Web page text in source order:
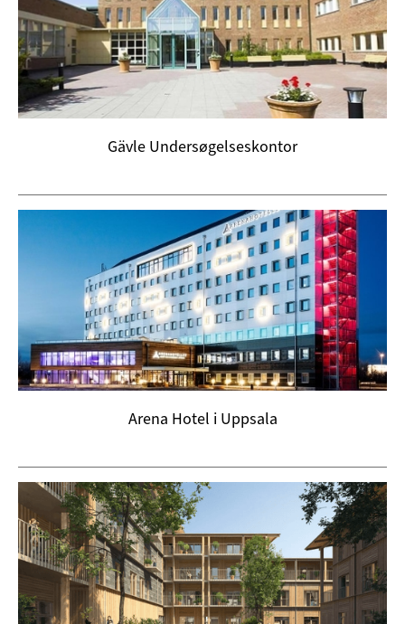
Gävle Undersøgelseskontor
Arena Hotel i Uppsala